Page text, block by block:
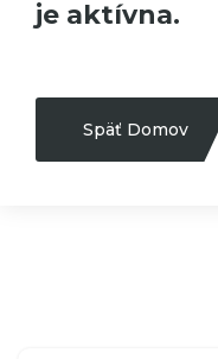
je aktívna.
Späť Domov